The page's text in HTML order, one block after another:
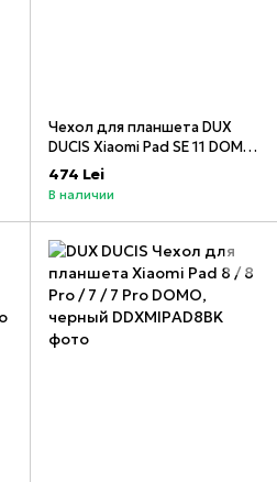
Чехол для планшета DUX
DUCIS Xiaomi Pad SE 11 DOMO,
черный
474 Lei
В наличии